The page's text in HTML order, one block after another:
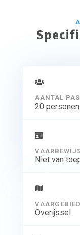
20 personen
VAARGEBIED
Overijssel